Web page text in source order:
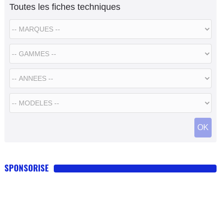
Toutes les fiches techniques
SPONSORISE